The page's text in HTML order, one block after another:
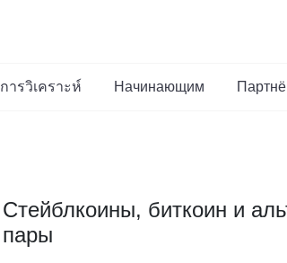
การวิเคราะห์ Начинающим
Стейблкоины, биткоин и
пары